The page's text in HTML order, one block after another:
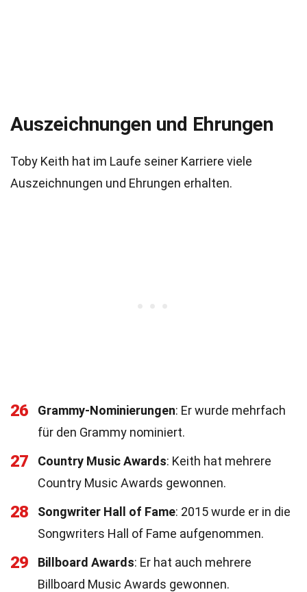
Auszeichnungen und Ehrungen
Toby Keith hat im Laufe seiner Karriere viele
Auszeichnungen und Ehrungen erhalten.
26 Grammy-Nominierungen: Er wurde mehrfach
für den Grammy nominiert.
27 Country Music Awards: Keith hat mehrere
Country Music Awards gewonnen.
28 Songwriter Hall of Fame: 2015 wurde er in die
Songwriters Hall of Fame aufgenommen.
29 Billboard Awards: Er hat auch mehrere
Billboard Music Awards gewonnen.